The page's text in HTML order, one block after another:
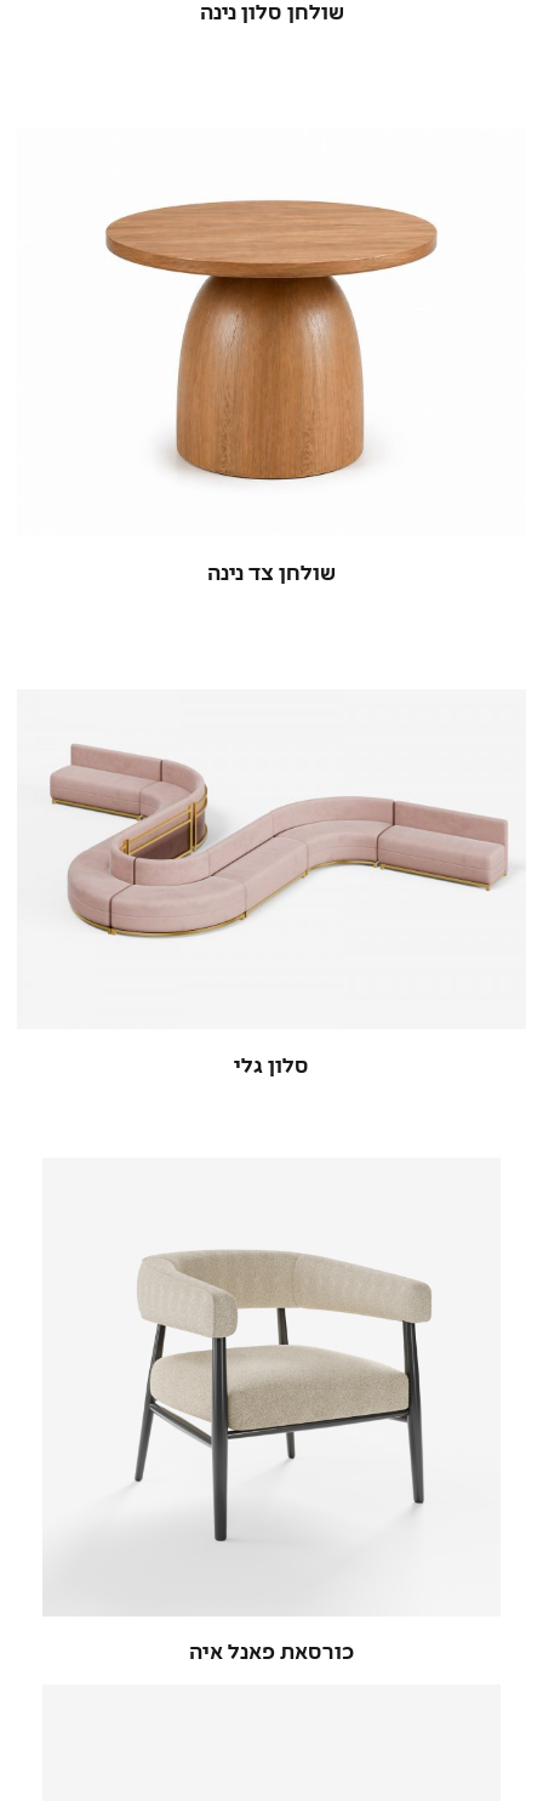
שולחן סלון נינה
שולחן צד נינה
סלון גלי
כורסאת פאנל איה